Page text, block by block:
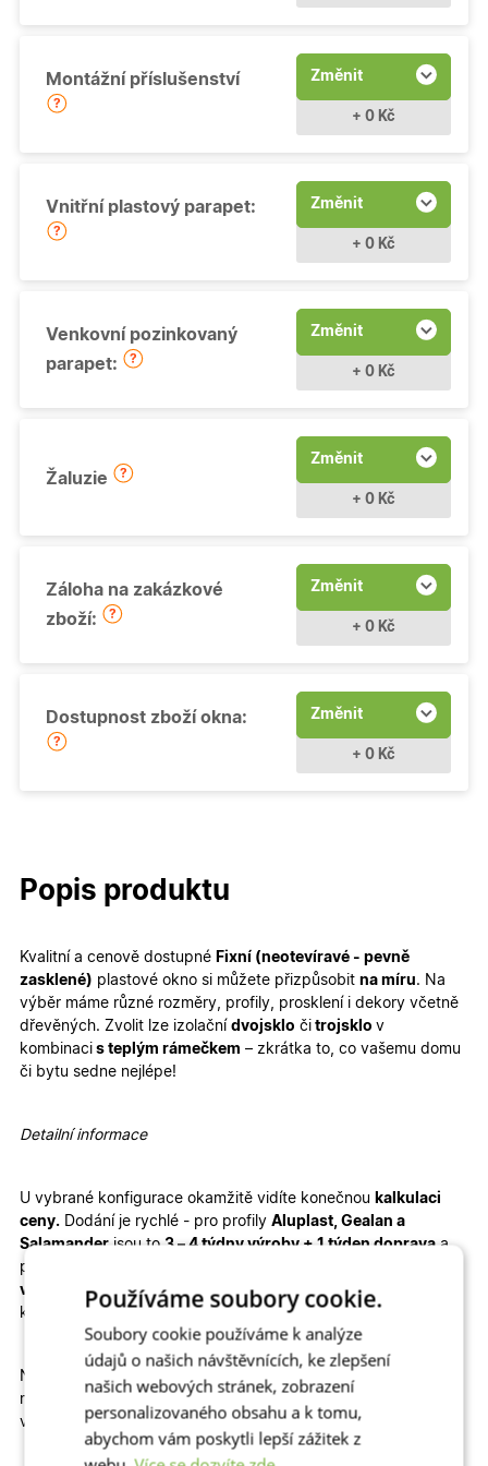
Montážní příslušenství Změnit
+ 0 Kč
Vnitřní plastový parapet: Změnit
+ 0 Kč
Venkovní pozinkovaný
parapet:
Změnit
+ 0 Kč
Žaluzie
Změnit
+ 0 Kč
Záloha na zakázkové
zboží:
Změnit
+ 0 Kč
Dostupnost zboží okna: Změnit
+ 0 Kč
Popis produktu
Kvalitní a cenově dostupné Fixní (neotevíravé - pevně
zasklené) plastové okno si můžete přizpůsobit na míru. Na
výběr máme různé rozměry, profily, prosklení i dekory včetně
dřevěných. Zvolit lze izolační dvojsklo či trojsklo v
kombinaci s teplým rámečkem – zkrátka to, co vašemu domu
či bytu sedne nejlépe!
Detailní informace
U vybrané konfigurace okamžitě vidíte konečnou kalkulaci
ceny. Dodání je rychlé - pro profily Aluplast, Gealan a
Salamander jsou to 3 – 4 týdny výroby + 1 týden doprava a
pro profil
výroby + doprava . Velkou výhodou je jednoduchá
kterou zvládnete sami – stačí si přečíst
Naše profily mají klasický design
a díky tomu perfektně ladí k
moderním i tradičním architektonickým stylům. Jsou dobrou
volbou jak u novostaveb, tak urekonstrukcí.
Používáme soubory cookie.
Soubory cookie používáme k analýze
údajů o našich návštěvnících, ke zlepšení
našich webových stránek, zobrazení
personalizovaného obsahu a k tomu,
abychom vám poskytli lepší zážitek z